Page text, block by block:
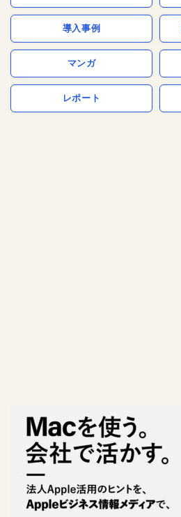
導入事例
マンガ
レポート